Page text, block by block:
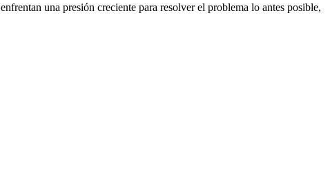
una presión creciente para resolver el problema lo antes posible,